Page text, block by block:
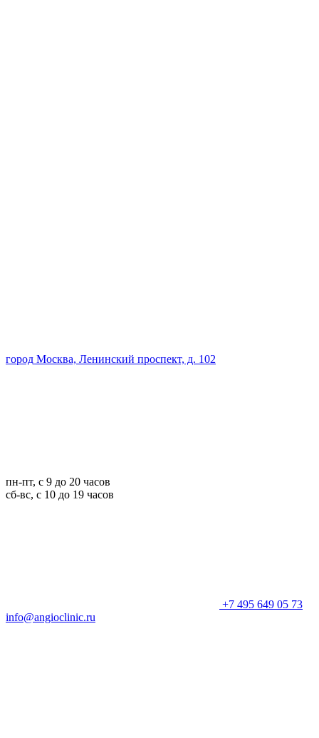
город Москва, Ленинский проспект, д. 102
пн-пт, с 9 до 20 часов
сб-вс, с 10 до 19 часов
+7 495 649 05 73
info@angioclinic.ru